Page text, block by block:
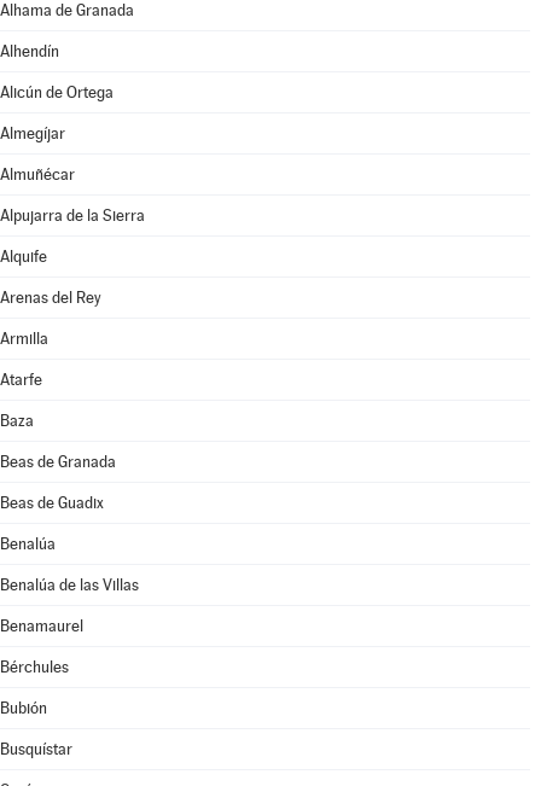
Alhama de Granada
Alhendín
Alicún de Ortega
Almegíjar
Almuñécar
Alpujarra de la Sierra
Alquife
Arenas del Rey
Armilla
Atarfe
Baza
Beas de Granada
Beas de Guadix
Benalúa
Benalúa de las Villas
Benamaurel
Bérchules
Bubión
Busquístar